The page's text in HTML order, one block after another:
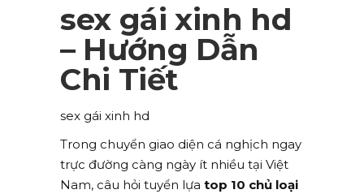
sex gái xinh hd
– Hướng Dẫn
Chi Tiết
sex gái xinh hd
Trong chuyển giao diện cá nghịch ngay
trực đường càng ngày ít nhiều tại Việt
Nam, câu hỏi tuyển lựa top 10 chủ loại